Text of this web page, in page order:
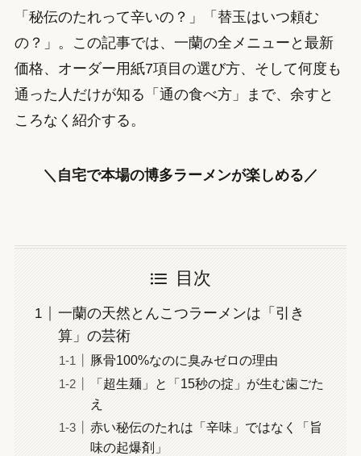
「秘伝のたれって辛いの？」「替玉はいつ頼む
の？」。この記事では、一蘭の全メニューと最新
価格、オーダー用紙7項目の選び方、そして何度も
通った人だけが知る「通の食べ方」まで、余すと
ころなく紹介する。
＼自宅で本場の博多ラーメンが楽しめる／
目次
一蘭の天然とんこつラーメンは「引き
算」の芸術
豚骨100%なのに臭みゼロの理由
「超生麺」と「15秒の掟」が生む歯ごた
え
赤い秘伝のたれは「辛味」ではなく「旨
味の起爆剤」